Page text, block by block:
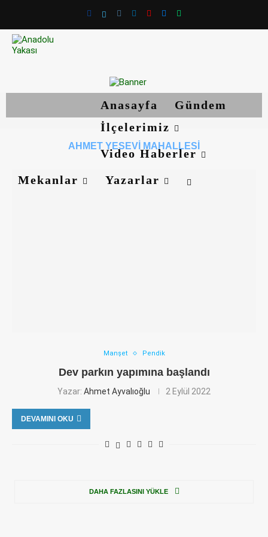
Anasayfa
Gündem
İlçelerimiz
Video Haberler
Mekanlar
Yazarlar
AHMET YESEVI MAHALLESI
Manşet Pendik
Dev parkın yapımına başlandı
Yazar: Ahmet Ayvalıoğlu 2 Eylül 2022
DEVAMINI OKU
DAHA FAZLASINI YÜKLE